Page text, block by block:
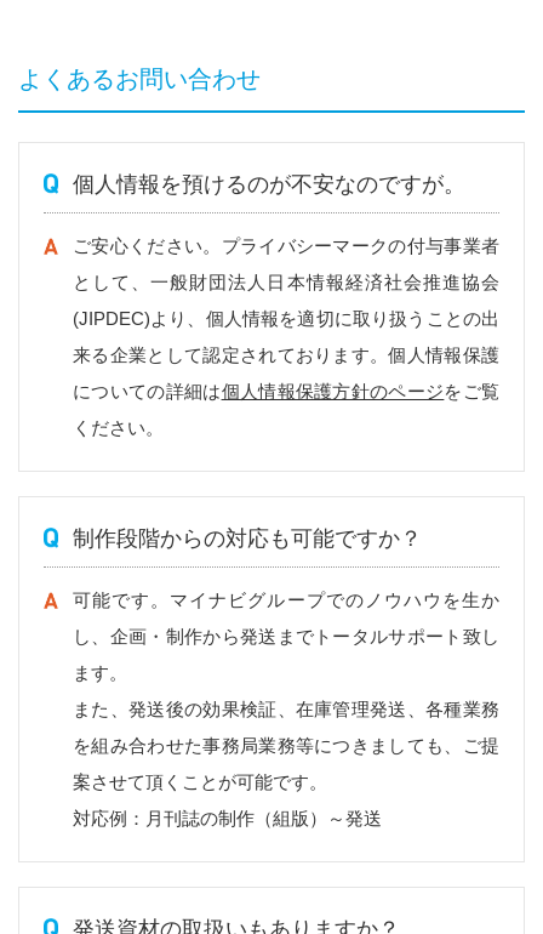
よくあるお問い合わせ
個人情報を預けるのが不安なのですが。
ご安心ください。プライバシーマークの付与事業者
として、一般財団法人日本情報経済社会推進協会
(JIPDEC)より、個人情報を適切に取り扱うことの出
来る企業として認定されております。個人情報保護
についての詳細は個人情報保護方針のページをご覧
ください。
制作段階からの対応も可能ですか？
可能です。マイナビグループでのノウハウを生か
し、企画・制作から発送までトータルサポート致し
ます。
また、発送後の効果検証、在庫管理発送、各種業務
を組み合わせた事務局業務等につきましても、ご提
案させて頂くことが可能です。
対応例：月刊誌の制作（組版）～発送
発送資材の取扱いもありますか？